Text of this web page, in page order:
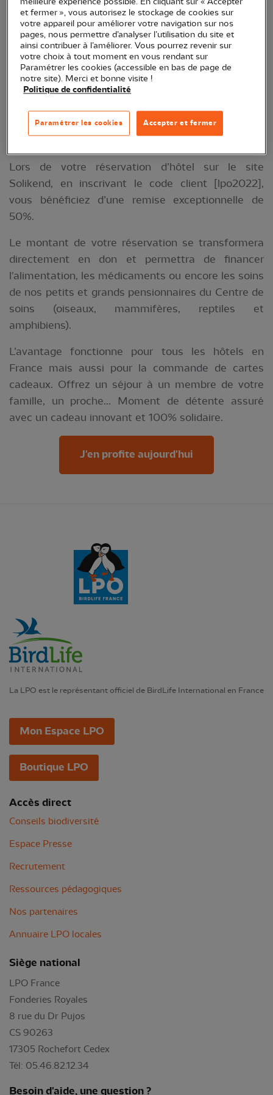
opération exceptionnelle.
Lors de votre réservation d’hôtel sur le site
Solikend, en inscrivant le code client [lpo2022],
vous bénéficiez d’une remise exceptionnelle de
50%.
Le montant de votre réservation se transformera
directement en don et permettra de financer
l'alimentation, les médicaments ou encore les soins
de nos petits et grands pensionnaires du Centre de
soins (oiseaux, mammifères, reptiles et
amphibiens).
L’avantage fonctionne pour tous les hôtels en
France mais aussi pour la commande de cartes
cadeaux. Offrez un séjour à un membre de votre
famille, un proche... Moment de détente assuré
avec un cadeau innovant et 100% solidaire.
J'en profite aujourd'hui
La LPO est le représentant officiel de BirdLife International en France
Mon Espace LPO
Boutique LPO
Accès direct
Conseils biodiversité
Espace Presse
Recrutement
Ressources pédagogiques
Nos partenaires
Annuaire LPO locales
Siège national
LPO France
Fonderies Royales
8 rue du Dr Pujos
CS 90263
17305 Rochefort Cedex
Tél: 05.46.82.12.34
Besoin d'aide, une question ?
et fermer », vous autorisez le stockage de cookies sur
votre appareil pour améliorer votre navigation sur nos
pages, nous permettre d’analyser l’utilisation du site et
ainsi contribuer à l’améliorer. Vous pourrez revenir sur
votre choix à tout moment en vous rendant sur
Paramétrer les cookies (accessible en bas de page de
notre site). Merci et bonne visite !
Politique de confidentialité
Accepter et fermer
Paramétrer les cookies